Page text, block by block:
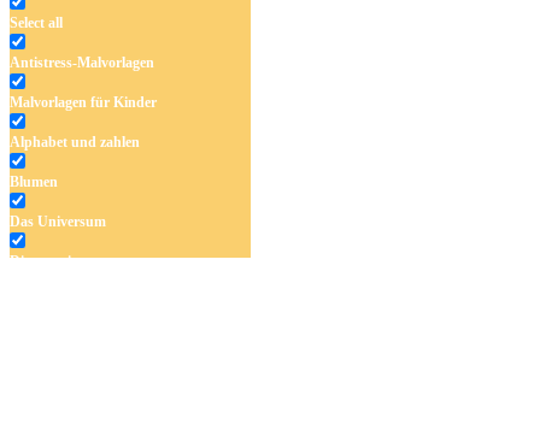
Select all
Antistress-Malvorlagen
Malvorlagen für Kinder
Alphabet und zahlen
Blumen
Das Universum
Dinosaurier